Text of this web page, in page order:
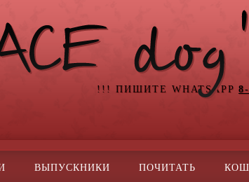
!!! ПИШИТЕ WHATSAPP
ВЫПУСКНИКИ ПОЧИТАТЬ